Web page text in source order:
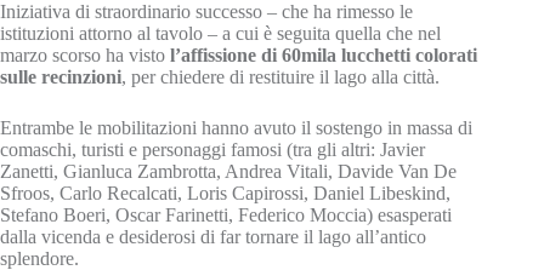
Iniziativa di straordinario successo – che ha rimesso le
istituzioni attorno al tavolo – a cui è seguita quella che nel
marzo scorso ha visto l’affissione di 60mila lucchetti colorati
sulle recinzioni, per chiedere di restituire il lago alla città.
Entrambe le mobilitazioni hanno avuto il sostengo in massa di
comaschi, turisti e personaggi famosi (tra gli altri: Javier
Zanetti, Gianluca Zambrotta, Andrea Vitali, Davide Van De
Sfroos, Carlo Recalcati, Loris Capirossi, Daniel Libeskind,
Stefano Boeri, Oscar Farinetti, Federico Moccia) esasperati
dalla vicenda e desiderosi di far tornare il lago all’antico
splendore.